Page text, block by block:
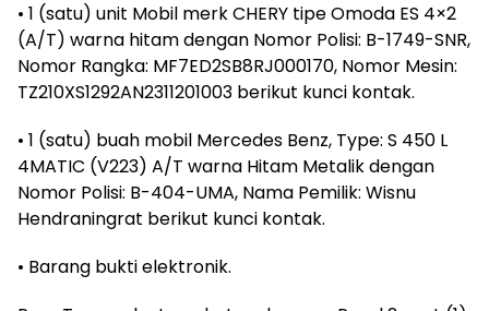
• 1 (satu) unit Mobil merk CHERY tipe Omoda ES 4×2
(A/T) warna hitam dengan Nomor Polisi: B-1749-SNR,
Nomor Rangka: MF7ED2SB8RJ000170, Nomor Mesin:
TZ210XS1292AN2311201003 berikut kunci kontak.
• 1 (satu) buah mobil Mercedes Benz, Type: S 450 L
4MATIC (V223) A/T warna Hitam Metalik dengan
Nomor Polisi: B-404-UMA, Nama Pemilik: Wisnu
Hendraningrat berikut kunci kontak.
• Barang bukti elektronik.